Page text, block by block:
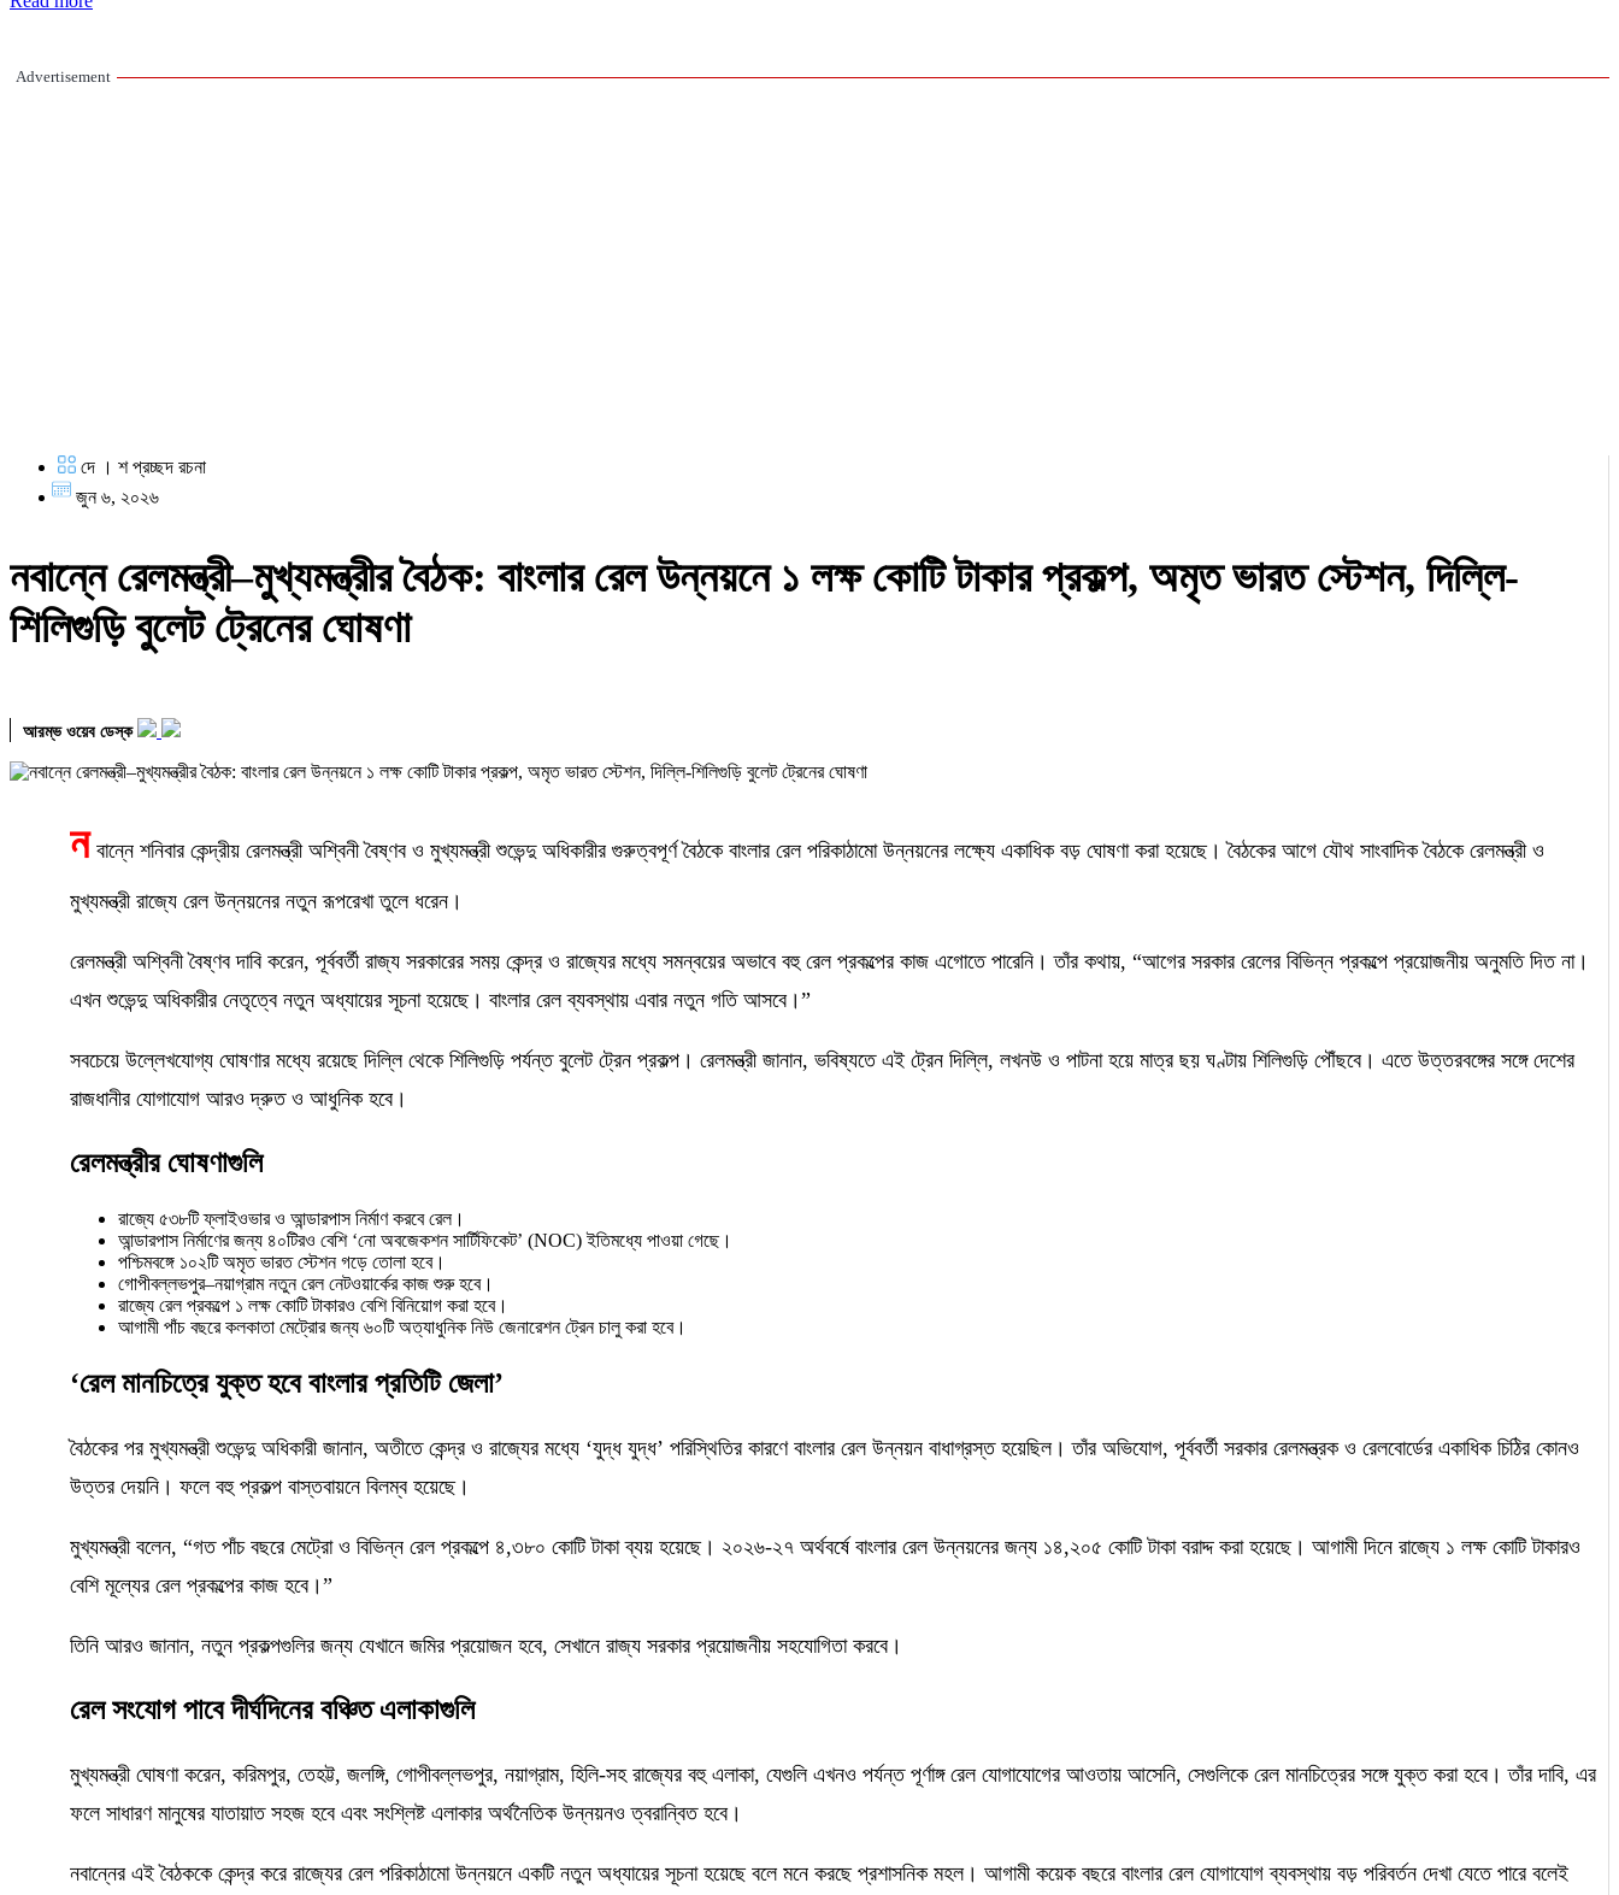
Advertisement
দে । শ প্রচ্ছদ রচনা
জুন ৬, ২০২৬
নবান্নে রেলমন্ত্রী–মুখ্যমন্ত্রীর বৈঠক: বাংলার রেল উন্নয়নে ১ লক্ষ কোটি টাকার প্রকল্প, অমৃত ভারত স্টেশন, দিল্লি-
শিলিগুড়ি বুলেট ট্রেনের ঘোষণা
আরম্ভ ওয়েব ডেস্ক
ন বান্নে শনিবার কেন্দ্রীয় রেলমন্ত্রী অশ্বিনী বৈষ্ণব ও মুখ্যমন্ত্রী শুভেন্দু অধিকারীর গুরুত্বপূর্ণ বৈঠকে বাংলার রেল পরিকাঠামো উন্নয়নের লক্ষ্যে একাধিক বড় ঘোষণা করা হয়েছে। বৈঠকের আগে যৌথ সাংবাদিক বৈঠকে রেলমন্ত্রী ও
মুখ্যমন্ত্রী রাজ্যে রেল উন্নয়নের নতুন রূপরেখা তুলে ধরেন।
রেলমন্ত্রী অশ্বিনী বৈষ্ণব দাবি করেন, পূর্ববর্তী রাজ্য সরকারের সময় কেন্দ্র ও রাজ্যের মধ্যে সমন্বয়ের অভাবে বহু রেল প্রকল্পের কাজ এগোতে পারেনি। তাঁর কথায়, “আগের সরকার রেলের বিভিন্ন প্রকল্পে প্রয়োজনীয় অনুমতি দিত না।
এখন শুভেন্দু অধিকারীর নেতৃত্বে নতুন অধ্যায়ের সূচনা হয়েছে। বাংলার রেল ব্যবস্থায় এবার নতুন গতি আসবে।”
সবচেয়ে উল্লেখযোগ্য ঘোষণার মধ্যে রয়েছে দিল্লি থেকে শিলিগুড়ি পর্যন্ত বুলেট ট্রেন প্রকল্প। রেলমন্ত্রী জানান, ভবিষ্যতে এই ট্রেন দিল্লি, লখনউ ও পাটনা হয়ে মাত্র ছয় ঘণ্টায় শিলিগুড়ি পৌঁছবে। এতে উত্তরবঙ্গের সঙ্গে দেশের
রাজধানীর যোগাযোগ আরও দ্রুত ও আধুনিক হবে।
রেলমন্ত্রীর ঘোষণাগুলি
রাজ্যে ৫৩৮টি ফ্লাইওভার ও আন্ডারপাস নির্মাণ করবে রেল।
আন্ডারপাস নির্মাণের জন্য ৪০টিরও বেশি ‘নো অবজেকশন সার্টিফিকেট’ (NOC) ইতিমধ্যে পাওয়া গেছে।
পশ্চিমবঙ্গে ১০২টি অমৃত ভারত স্টেশন গড়ে তোলা হবে।
গোপীবল্লভপুর–নয়াগ্রাম নতুন রেল নেটওয়ার্কের কাজ শুরু হবে।
রাজ্যে রেল প্রকল্পে ১ লক্ষ কোটি টাকারও বেশি বিনিয়োগ করা হবে।
আগামী পাঁচ বছরে কলকাতা মেট্রোর জন্য ৬০টি অত্যাধুনিক নিউ জেনারেশন ট্রেন চালু করা হবে।
‘রেল মানচিত্রে যুক্ত হবে বাংলার প্রতিটি জেলা’
বৈঠকের পর মুখ্যমন্ত্রী শুভেন্দু অধিকারী জানান, অতীতে কেন্দ্র ও রাজ্যের মধ্যে ‘যুদ্ধ যুদ্ধ’ পরিস্থিতির কারণে বাংলার রেল উন্নয়ন বাধাগ্রস্ত হয়েছিল। তাঁর অভিযোগ, পূর্ববর্তী সরকার রেলমন্ত্রক ও রেলবোর্ডের একাধিক চিঠির কোনও
উত্তর দেয়নি। ফলে বহু প্রকল্প বাস্তবায়নে বিলম্ব হয়েছে।
মুখ্যমন্ত্রী বলেন, “গত পাঁচ বছরে মেট্রো ও বিভিন্ন রেল প্রকল্পে ৪,৩৮০ কোটি টাকা ব্যয় হয়েছে। ২০২৬-২৭ অর্থবর্ষে বাংলার রেল উন্নয়নের জন্য ১৪,২০৫ কোটি টাকা বরাদ্দ করা হয়েছে। আগামী দিনে রাজ্যে ১ লক্ষ কোটি টাকারও
বেশি মূল্যের রেল প্রকল্পের কাজ হবে।”
তিনি আরও জানান, নতুন প্রকল্পগুলির জন্য যেখানে জমির প্রয়োজন হবে, সেখানে রাজ্য সরকার প্রয়োজনীয় সহযোগিতা করবে।
রেল সংযোগ পাবে দীর্ঘদিনের বঞ্চিত এলাকাগুলি
মুখ্যমন্ত্রী ঘোষণা করেন, করিমপুর, তেহট্ট, জলঙ্গি, গোপীবল্লভপুর, নয়াগ্রাম, হিলি-সহ রাজ্যের বহু এলাকা, যেগুলি এখনও পর্যন্ত পূর্ণাঙ্গ রেল যোগাযোগের আওতায় আসেনি, সেগুলিকে রেল মানচিত্রের সঙ্গে যুক্ত করা হবে। তাঁর দাবি, এর
ফলে সাধারণ মানুষের যাতায়াত সহজ হবে এবং সংশ্লিষ্ট এলাকার অর্থনৈতিক উন্নয়নও ত্বরান্বিত হবে।
নবান্নের এই বৈঠককে কেন্দ্র করে রাজ্যের রেল পরিকাঠামো উন্নয়নে একটি নতুন অধ্যায়ের সূচনা হয়েছে বলে মনে করছে প্রশাসনিক মহল। আগামী কয়েক বছরে বাংলার রেল যোগাযোগ ব্যবস্থায় বড় পরিবর্তন দেখা যেতে পারে বলেই